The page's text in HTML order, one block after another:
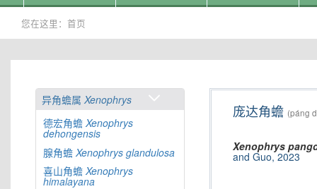
您在这里： 首页
异角蟾属 Xenophrys
德宏角蟾 Xenophrys
dehongensis
腺角蟾 Xenophrys glandulosa
喜山角蟾 Xenophrys
himalayana
庞达角蟾 (páng
Xenophrys
and Guo, 2023